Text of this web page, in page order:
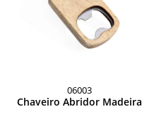
06003
Chaveiro Abridor Madeira